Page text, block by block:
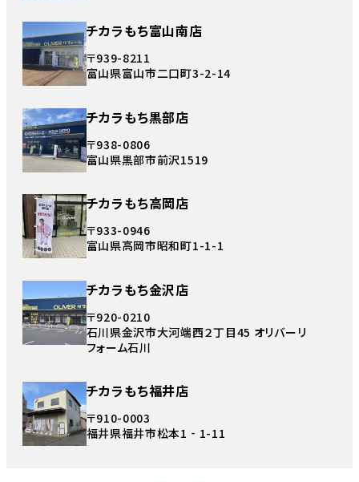
チカラもち富山南店
〒939-8211
富山県富山市二口町3-2-14
チカラもち黒部店
〒938-0806
富山県黒部市前沢1519
チカラもち高岡店
〒933-0946
富山県高岡市昭和町1-1-1
チカラもち金沢店
〒920-0210
石川県金沢市大河端西２丁目45 オリバーリ
フォーム石川
チカラもち福井店
〒910-0003
福井県福井市松本1‐1-11